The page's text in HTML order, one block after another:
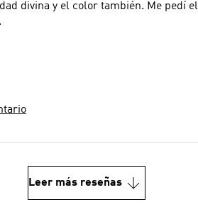
divina y el color también. Me pedí
Leer más reseñas